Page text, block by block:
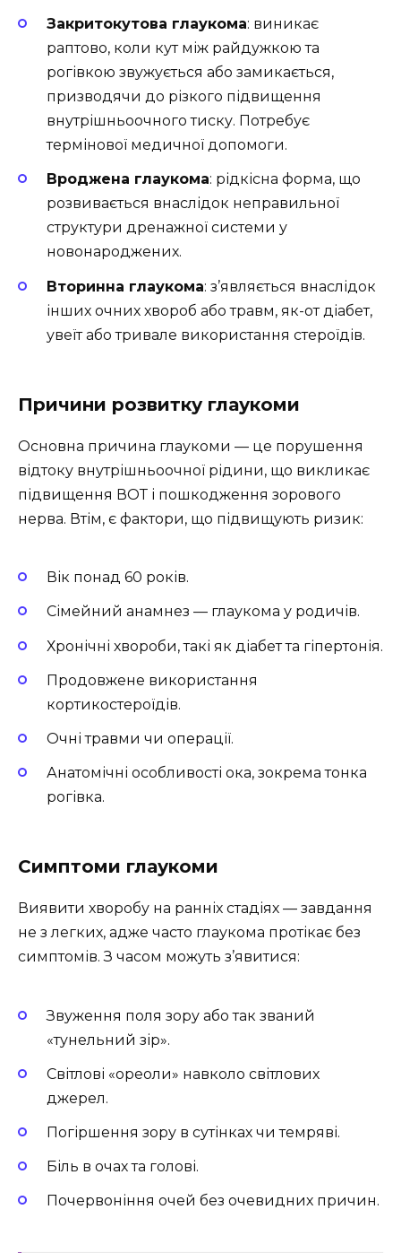
Закритокутова глаукома: виникає
раптово, коли кут між райдужкою та
рогівкою звужується або замикається,
призводячи до різкого підвищення
внутрішньоочного тиску. Потребує
термінової медичної допомоги.
Вроджена глаукома: рідкісна форма, що
розвивається внаслідок неправильної
структури дренажної системи у
новонароджених.
Вторинна глаукома: з’являється внаслідок
інших очних хвороб або травм, як-от діабет,
увеїт або тривале використання стероїдів.
Причини розвитку глаукоми
Основна причина глаукоми — це порушення
відтоку внутрішньоочної рідини, що викликає
підвищення ВОТ і пошкодження зорового
нерва. Втім, є фактори, що підвищують ризик:
Вік понад 60 років.
Сімейний анамнез — глаукома у родичів.
Хронічні хвороби, такі як діабет та гіпертонія.
Продовжене використання
кортикостероїдів.
Очні травми чи операції.
Анатомічні особливості ока, зокрема тонка
рогівка.
Симптоми глаукоми
Виявити хворобу на ранніх стадіях — завдання
не з легких, адже часто глаукома протікає без
симптомів. З часом можуть з’явитися:
Звуження поля зору або так званий
«тунельний зір».
Світлові «ореоли» навколо світлових
джерел.
Погіршення зору в сутінках чи темряві.
Біль в очах та голові.
Почервоніння очей без очевидних причин.